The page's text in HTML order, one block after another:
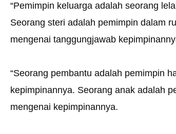
“Pemimpin keluarga adalah seorang
Seorang steri adalah pemimpin dalam
mengenai tanggungjawab
“Seorang pembantu adalah pemimpin
kepimpinannya. Seorang anak adalah
mengenai kepimpinannya.